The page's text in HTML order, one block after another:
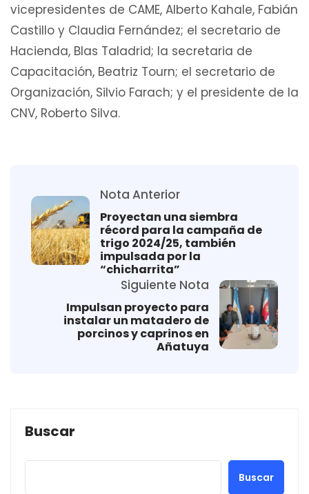
vicepresidentes de CAME, Alberto Kahale, Fabián
Castillo y Claudia Fernández; el secretario de
Hacienda, Blas Taladrid; la secretaria de
Capacitación, Beatriz Tourn; el secretario de
Organización, Silvio Farach; y el presidente de la
CNV, Roberto Silva.
Nota Anterior
Proyectan una siembra
récord para la campaña de
trigo 2024/25, también
impulsada por la
“chicharrita”
Siguiente Nota
Impulsan proyecto para
instalar un matadero de
porcinos y caprinos en
Añatuya
Buscar
Buscar